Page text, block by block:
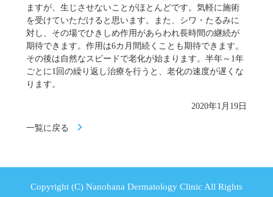
ますが、生じさせないことがほとんどです。気軽に施術
を受けていただけると思います。また、シワ・たるみに
対し、その場でひきしめ作用があらわれ長時間の継続が
期待できます。作用は6カ月間続くことも期待できます。
その後は自然なスピードで老化が始まります。半年～1年
ごとに1回の繰り返し治療を行うと、老化の速度が遅くな
ります。
2020年1月19日
一覧に戻る
Copyright (C) Nanohana Dermatology Clinic All Rights